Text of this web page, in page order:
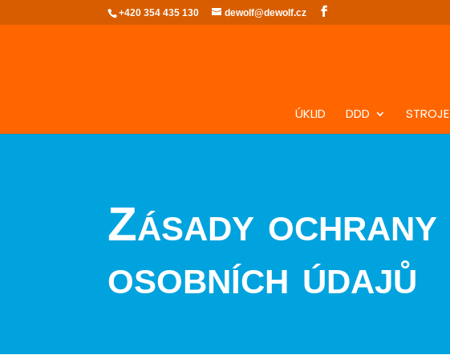
+420 354 435 130 dewolf@dewolf.cz
ÚKLID DDD STROJE
Zásady ochrany
osobních údajů